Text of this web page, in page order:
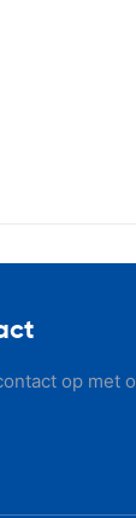
op met